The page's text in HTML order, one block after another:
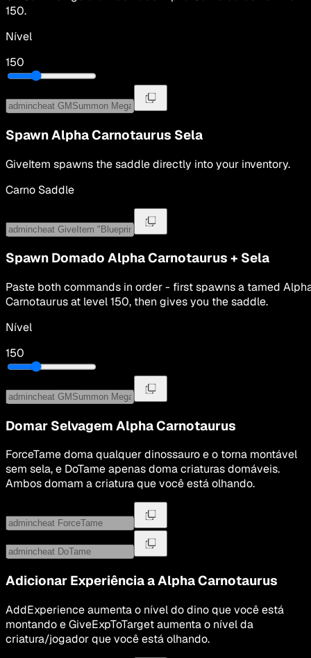
150.
Nível
150
SpawnAlpha Carnotaurus Sela
GiveItem spawns the saddle directly into your inventory.
Carno Saddle
Spawn Domado Alpha Carnotaurus + Sela
Paste both commands in order - first spawns a tamed
Carnotaurusat level150, then gives you the saddle.
Nível
150
Domar Selvagem Alpha Carnotaurus
ForceTame doma qualquer dinossauro e o torna montável
sem sela, e DoTame apenas doma criaturas domáveis.
Ambos domam a criatura que você está olhando.
Adicionar Experiência aAlpha Carnotaurus
AddExperience aumenta o nível do dino que você está
montando e GiveExpToTarget aumenta o nível da
criatura/jogador que você está olhando.